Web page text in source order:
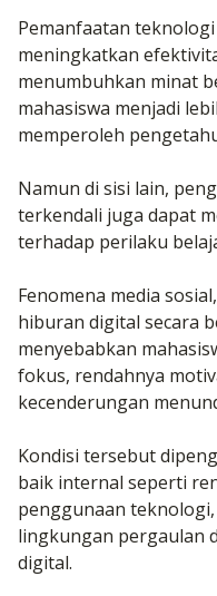
Pemanfaatan
meningkatkan
menumbuhkan minat
mahasiswa menjadi
memperoleh
Namun di sisi lain,
terkendali juga dapat
terhadap perilaku
Fenomena media
hiburan digital secara
menyebabkan
fokus, rendahnya
kecenderungan
Kondisi tersebut
baik internal seperti
penggunaan
lingkungan pergaulan
digital.